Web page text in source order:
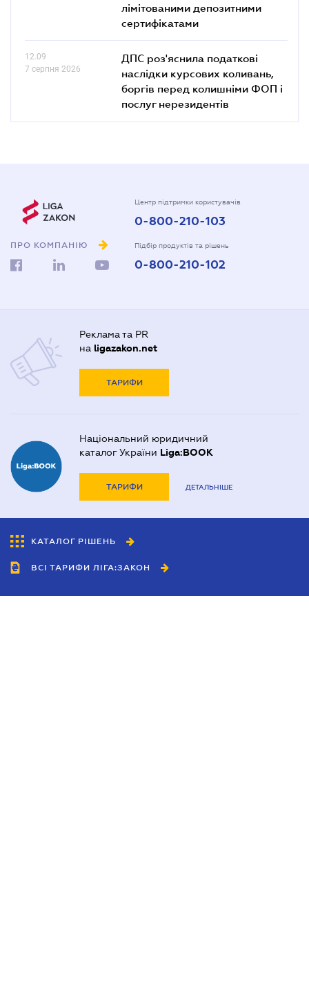
лімітованими депозитними
сертифікатами
12.09
7 серпня 2026
ДПС роз'яснила податкові
наслідки курсових коливань,
боргів перед колишніми ФОП і
послуг нерезидентів
ПРО КОМПАНІЮ
Центр підтримки користувачів
0-800-210-103
Підбір продуктів та рішень
0-800-210-102
Реклама та PR
на ligazakon.net
ТАРИФИ
Національний юридичний
каталог України Liga:BOOK
ТАРИФИ ДЕТАЛЬНІШЕ
КАТАЛОГ РІШЕНЬ
ВСІ ТАРИФИ ЛІГА:ЗАКОН